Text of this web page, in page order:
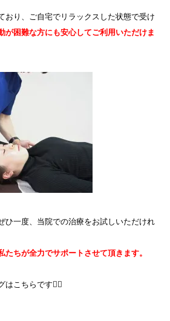
おり、ご自宅でリラックスした状態で受け
が困難な方にも安心してご利用いただけま
ひ一度、当院での治療をお試しいただけれ
たちが全力でサポートさせて頂きます。
はこちらです💁‍♀️